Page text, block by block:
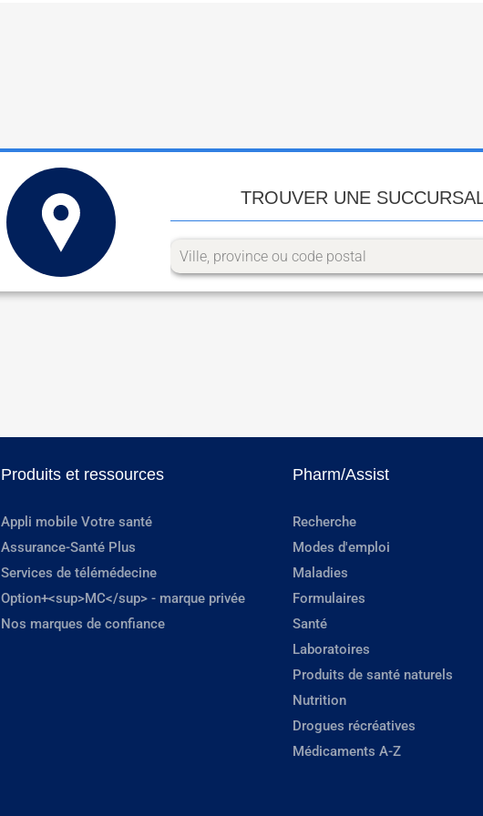
TROUVER UNE
Produits et ressources
Appli mobile Votre santé
Assurance-Santé Plus
Services de télémédecine
Option+<sup>MC</sup> - marque privée
Nos marques de confiance
Pharm/Assist
Recherche
Modes d'emploi
Maladies
Formulaires
Santé
Laboratoires
Produits de santé naturels
Nutrition
Drogues récréatives
Médicaments A-Z